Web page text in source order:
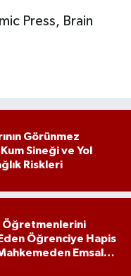
Press, Brain
Görünmez
Sineği ve Yol
Riskleri
Öğretmenlerini
Öğrenciye Hapis
Emsal